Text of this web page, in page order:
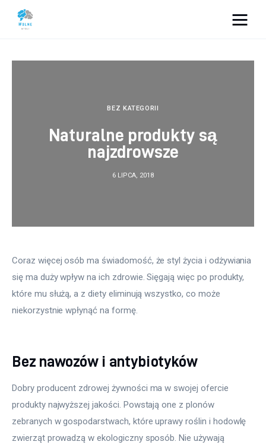
Dom i ogród
Więcej
BEZ KATEGORII
Naturalne produkty są
najzdrowsze
6 LIPCA, 2018
Coraz więcej osób ma świadomość, że styl życia i odżywiania
się ma duży wpływ na ich zdrowie. Sięgają więc po produkty,
które mu służą, a z diety eliminują wszystko, co może
niekorzystnie wpłynąć na formę.
Bez nawozów i antybiotyków
Dobry producent zdrowej żywności ma w swojej ofercie
produkty najwyższej jakości. Powstają one z plonów
zebranych w gospodarstwach, które uprawy roślin i hodowlę
zwierząt prowadzą w ekologiczny sposób. Nie używają